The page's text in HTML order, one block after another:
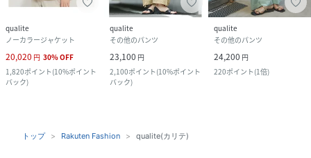
qualite
ノーカラージャケット
20,020 円 30%OFF
1,820ポイント(10%ポイント
バック)
qualite
その他のパンツ
23,100 円
2,100ポイント(10%ポイント
バック)
qualite
その他のパンツ
24,200 円
220ポイント(1倍)
トップ Rakuten Fashion qualite(カリテ)